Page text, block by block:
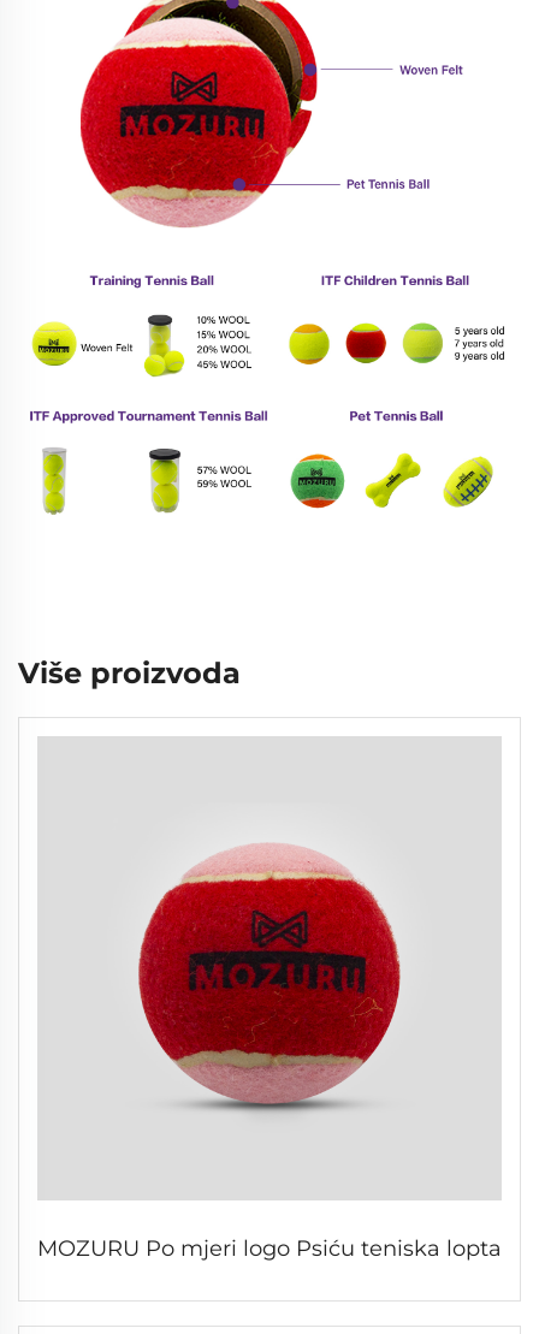
Više proizvoda
MOZURU Po mjeri logo Psiću teniska lopta